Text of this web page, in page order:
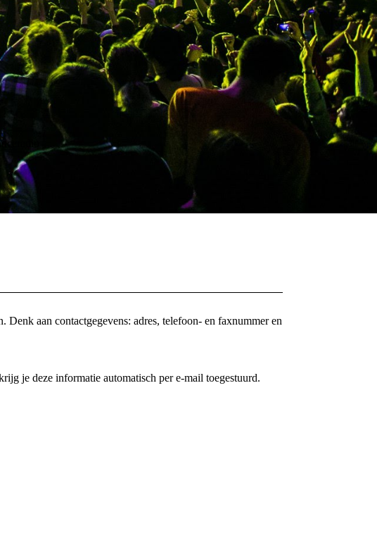
aan contactgegevens: adres, telefoon- en faxnummer en
je deze informatie automatisch per e-mail toegestuurd.